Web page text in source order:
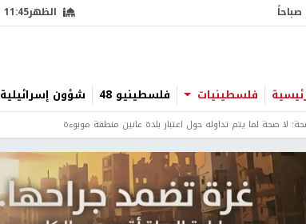
الظهر11:45
فلسطينيات فلسطينيو 48 شؤون إسرائيلية
لا صحة لما يتم تداوله حول اعتبار بلدة عانين منطقة موبوءة